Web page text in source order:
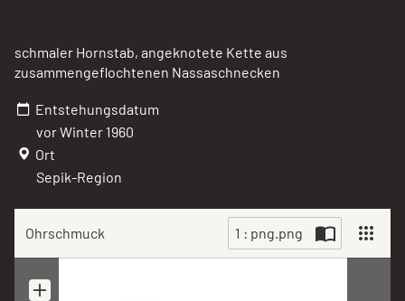
Ohrschmuck 1 : png.png
Scan
schmaler Hornstab, angeknotete Kette aus
zusammengeflochtenen Nassaschnecken
Entstehungsdatum
vor Winter 1960
Ort
Sepik-Region